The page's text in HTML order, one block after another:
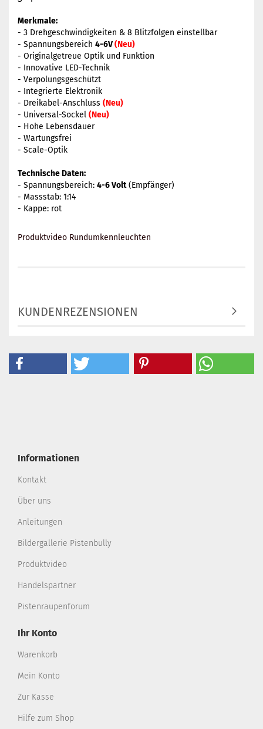
Merkmale:
- 3 Drehgeschwindigkeiten & 8 Blitzfolgen einstellbar
- Spannungsbereich 4-6V(Neu)
- Originalgetreue Optik und Funktion
- Innovative LED-Technik
- Verpolungsgeschützt
- Integrierte Elektronik
- Dreikabel-Anschluss (Neu)
- Universal-Sockel (Neu)
- Hohe Lebensdauer
- Wartungsfrei
- Scale-Optik
Technische Daten:
- Spannungsbereich: 4-6 Volt(Empfänger)
- Massstab: 1:14
- Kappe: rot
Produktvideo Rundumkennleuchten
KUNDENREZENSIONEN
Informationen
Kontakt
Über uns
Anleitungen
Bildergallerie Pistenbully
Produktvideo
Handelspartner
Pistenraupenforum
Ihr Konto
Warenkorb
Mein Konto
Zur Kasse
Hilfe zum Shop